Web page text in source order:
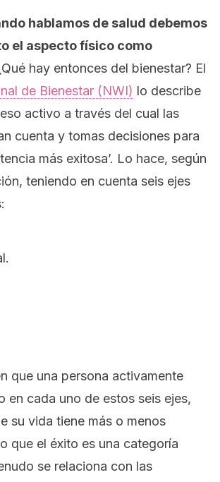
hablamos de salud debemos
el aspecto físico como
hay entonces del bienestar? El
de Bienestar (NWI) lo describe
activo a través del cual las
cuenta y tomas decisiones para
más exitosa’. Lo hace, según
teniendo en cuenta seis ejes
que una persona activamente
en cada uno de estos seis ejes,
su vida tiene más o menos
que el éxito es una categoría
se relaciona con las